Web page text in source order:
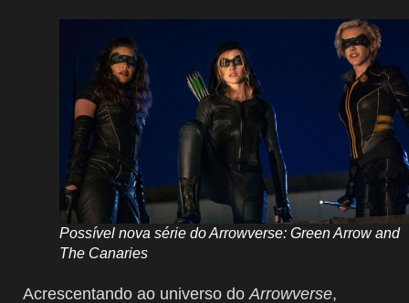
Possível nova série do Arrowverse: Green Arrow and
The Canaries
Acrescentando ao universo do Arrowverse,